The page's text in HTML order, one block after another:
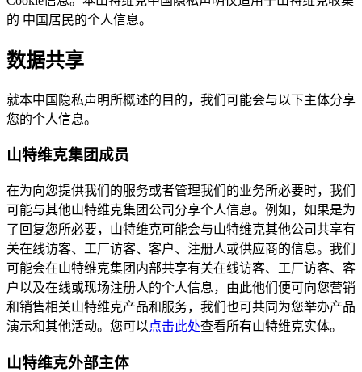
的 中国居民的个人信息。
数据共享
就本中国隐私声明所概述的目的，我们可能会与以下主体分享
您的个人信息。
山特维克集团成员
在为向您提供我们的服务或者管理我们的业务所必要时，我们
可能与其他山特维克集团公司分享个人信息。例如，如果是为
了回复您所必要，山特维克可能会与山特维克其他公司共享有
关在线访客、工厂访客、客户、注册人或供应商的信息。我们
可能会在山特维克集团内部共享有关在线访客、工厂访客、客
户以及在线或现场注册人的个人信息，由此他们便可向您营销
和销售相关山特维克产品和服务，我们也可共同为您举办产品
演示和其他活动。您可以点击此处查看所有山特维克实体。
山特维克外部主体